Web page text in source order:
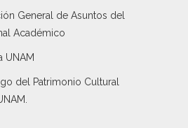
General de Asuntos del
Académico
UNAM
del Patrimonio Cultural